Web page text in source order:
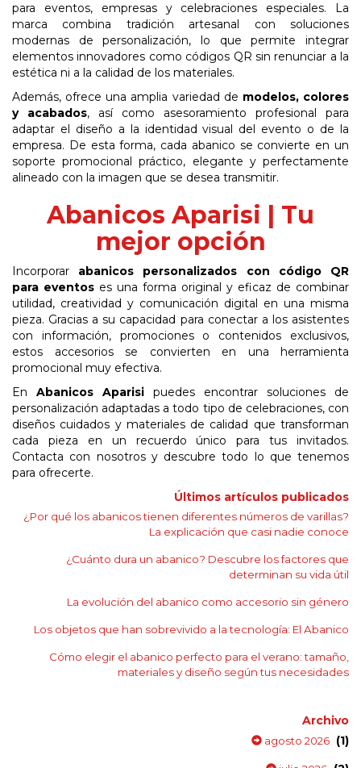
para eventos, empresas y celebraciones especiales. La
marca combina tradición artesanal con soluciones
modernas de personalización, lo que permite integrar
elementos innovadores como códigos QR sin renunciar a la
estética ni a la calidad de los materiales.
Además, ofrece una amplia variedad de modelos, colores
y acabados, así como asesoramiento profesional para
adaptar el diseño a la identidad visual del evento o de la
empresa. De esta forma, cada abanico se convierte en un
soporte promocional práctico, elegante y perfectamente
alineado con la imagen que se desea transmitir.
Abanicos Aparisi | Tu
mejor opción
Incorporar abanicos personalizados con código QR
para eventos es una forma original y eficaz de combinar
utilidad, creatividad y comunicación digital en una misma
pieza. Gracias a su capacidad para conectar a los asistentes
con información, promociones o contenidos exclusivos,
estos accesorios se convierten en una herramienta
promocional muy efectiva.
En Abanicos Aparisi puedes encontrar soluciones de
personalización adaptadas a todo tipo de celebraciones, con
diseños cuidados y materiales de calidad que transforman
cada pieza en un recuerdo único para tus invitados.
Contacta con nosotros y descubre todo lo que tenemos
para ofrecerte.
Últimos artículos publicados
¿Por qué los abanicos tienen diferentes números de varillas?
La explicación que casi nadie conoce
¿Cuánto dura un abanico? Descubre los factores que
determinan su vida útil
La evolución del abanico como accesorio sin género
Los objetos que han sobrevivido a la tecnología: El Abanico
Cómo elegir el abanico perfecto para el verano: tamaño,
materiales y diseño según tus necesidades
Archivo
agosto 2026 (1)